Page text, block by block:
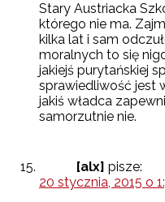
Stary Austriacka
którego nie ma.
kilka lat i sam
moralnych to się
jakiejś purytańskiej
sprawiedliwość jest
jakiś władca
samorzutnie nie.
[alx] pisze:
20 stycznia, 2015 o